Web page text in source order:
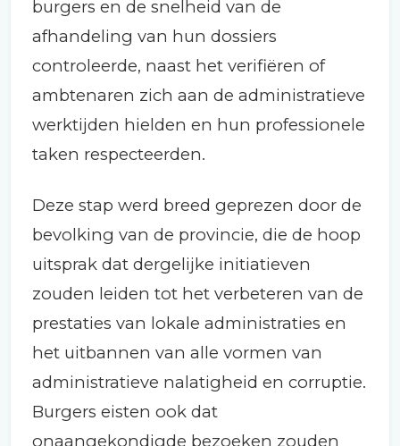
burgers en de snelheid van de
afhandeling van hun dossiers
controleerde, naast het verifiëren of
ambtenaren zich aan de administratieve
werktijden hielden en hun professionele
taken respecteerden.
Deze stap werd breed geprezen door de
bevolking van de provincie, die de hoop
uitsprak dat dergelijke initiatieven
zouden leiden tot het verbeteren van de
prestaties van lokale administraties en
het uitbannen van alle vormen van
administratieve nalatigheid en corruptie.
Burgers eisten ook dat
onaangekondigde bezoeken zouden